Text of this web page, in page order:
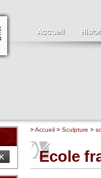
>Accueil > Sculpture >
Ecole